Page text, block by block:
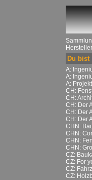
Hersteller
Du bist
A:
A:
A:
CH:
CH:
CH: Der
CH: Der
CH: Der
CHN:
CHN:
CHN:
CHN:
CZ:
CZ: For
CZ:
CZ: